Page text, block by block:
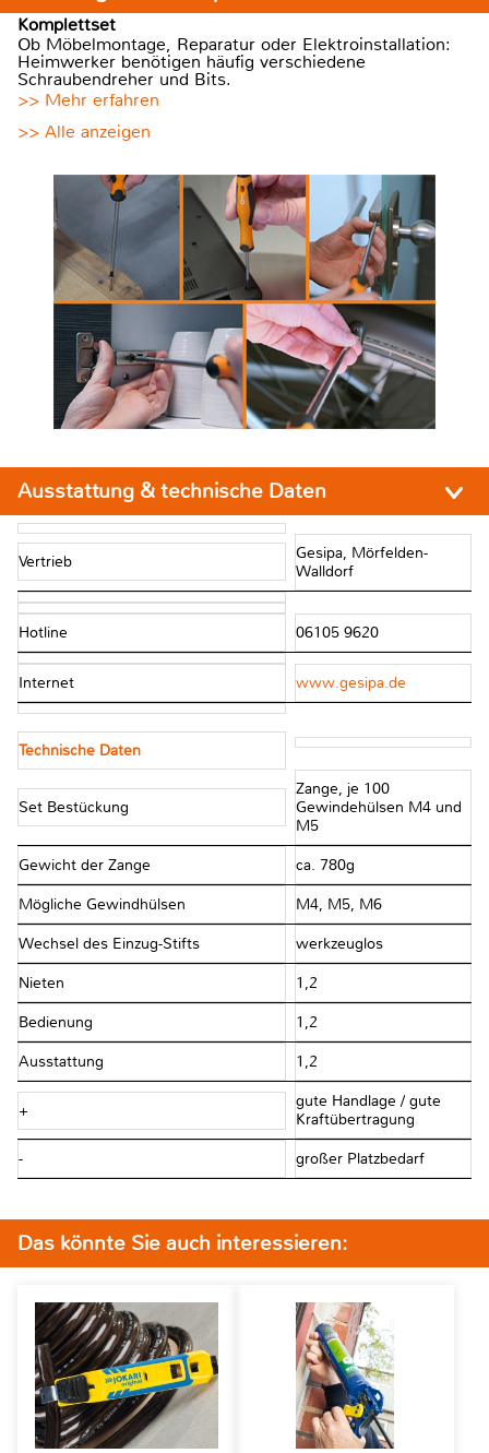
Komplettset
Ob Möbelmontage, Reparatur oder Elektroinstallation:
Heimwerker benötigen häufig verschiedene
Schraubendreher und Bits.
>> Mehr erfahren
>> Alle anzeigen
Ausstattung & technische Daten
Vertrieb
Gesipa, Mörfelden-
Walldorf
Hotline 06105 9620
Internet www.gesipa.de
Technische Daten
Set Bestückung
Zange, je 100
Gewindehülsen M4 und
M5
Gewicht der Zange ca. 780g
Mögliche Gewindhülsen M4, M5, M6
Wechsel des Einzug-Stifts werkzeuglos
Nieten 1,2
Bedienung 1,2
Ausstattung 1,2
+
gute Handlage / gute
Kraftübertragung
- großer Platzbedarf
Das könnte Sie auch interessieren: